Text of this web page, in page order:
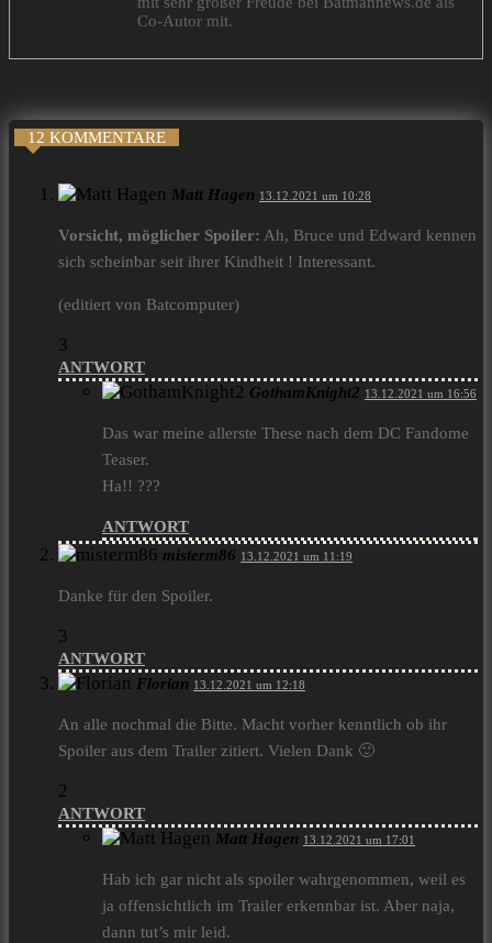
Co-Autor mit.
12 KOMMENTARE
Matt Hagen 13.12.2021 um 10:28
Vorsicht, möglicher Spoiler: Ah, Bruce und Edward kennen
sich scheinbar seit ihrer Kindheit ! Interessant.
(editiert von Batcomputer)
3
ANTWORT
GothamKnight2 13.12.2021 um 16:56
Das war meine allerste These nach dem DC Fandome
Teaser.
Ha!! ???
ANTWORT
misterm86 13.12.2021 um 11:19
Danke für den Spoiler.
3
ANTWORT
Florian 13.12.2021 um 12:18
An alle nochmal die Bitte. Macht vorher kenntlich ob ihr
Spoiler aus dem Trailer zitiert. Vielen Dank 🙂
2
ANTWORT
Matt Hagen 13.12.2021 um 17:01
Hab ich gar nicht als spoiler wahrgenommen, weil es
ja offensichtlich im Trailer erkennbar ist. Aber naja,
dann tut’s mir leid.